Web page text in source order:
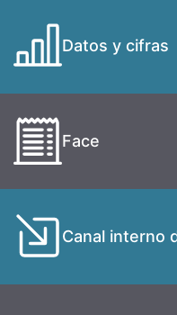
Datos y cifras
Face
Canal interno